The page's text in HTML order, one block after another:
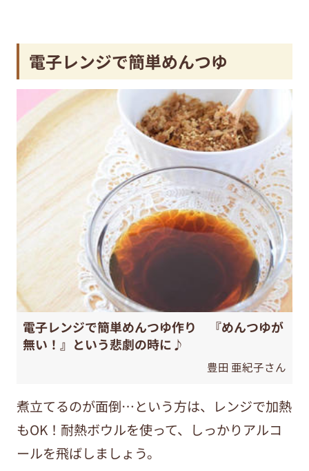
電子レンジで簡単めんつゆ
電子レンジで簡単めんつゆ作り 『めんつゆが
無い！』という悲劇の時に♪
豊田 亜紀子さん
煮立てるのが面倒…という方は、レンジで加熱
もOK！耐熱ボウルを使って、しっかりアルコ
ールを飛ばしましょう。